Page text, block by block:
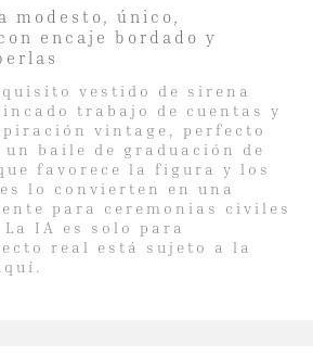
modesto, único,
encaje bordado y
vestido de sirena
trabajo de cuentas y
vintage, perfecto
baile de graduación de
favorece la figura y los
lo convierten en una
para ceremonias civiles
IA es solo para
real está sujeto a la